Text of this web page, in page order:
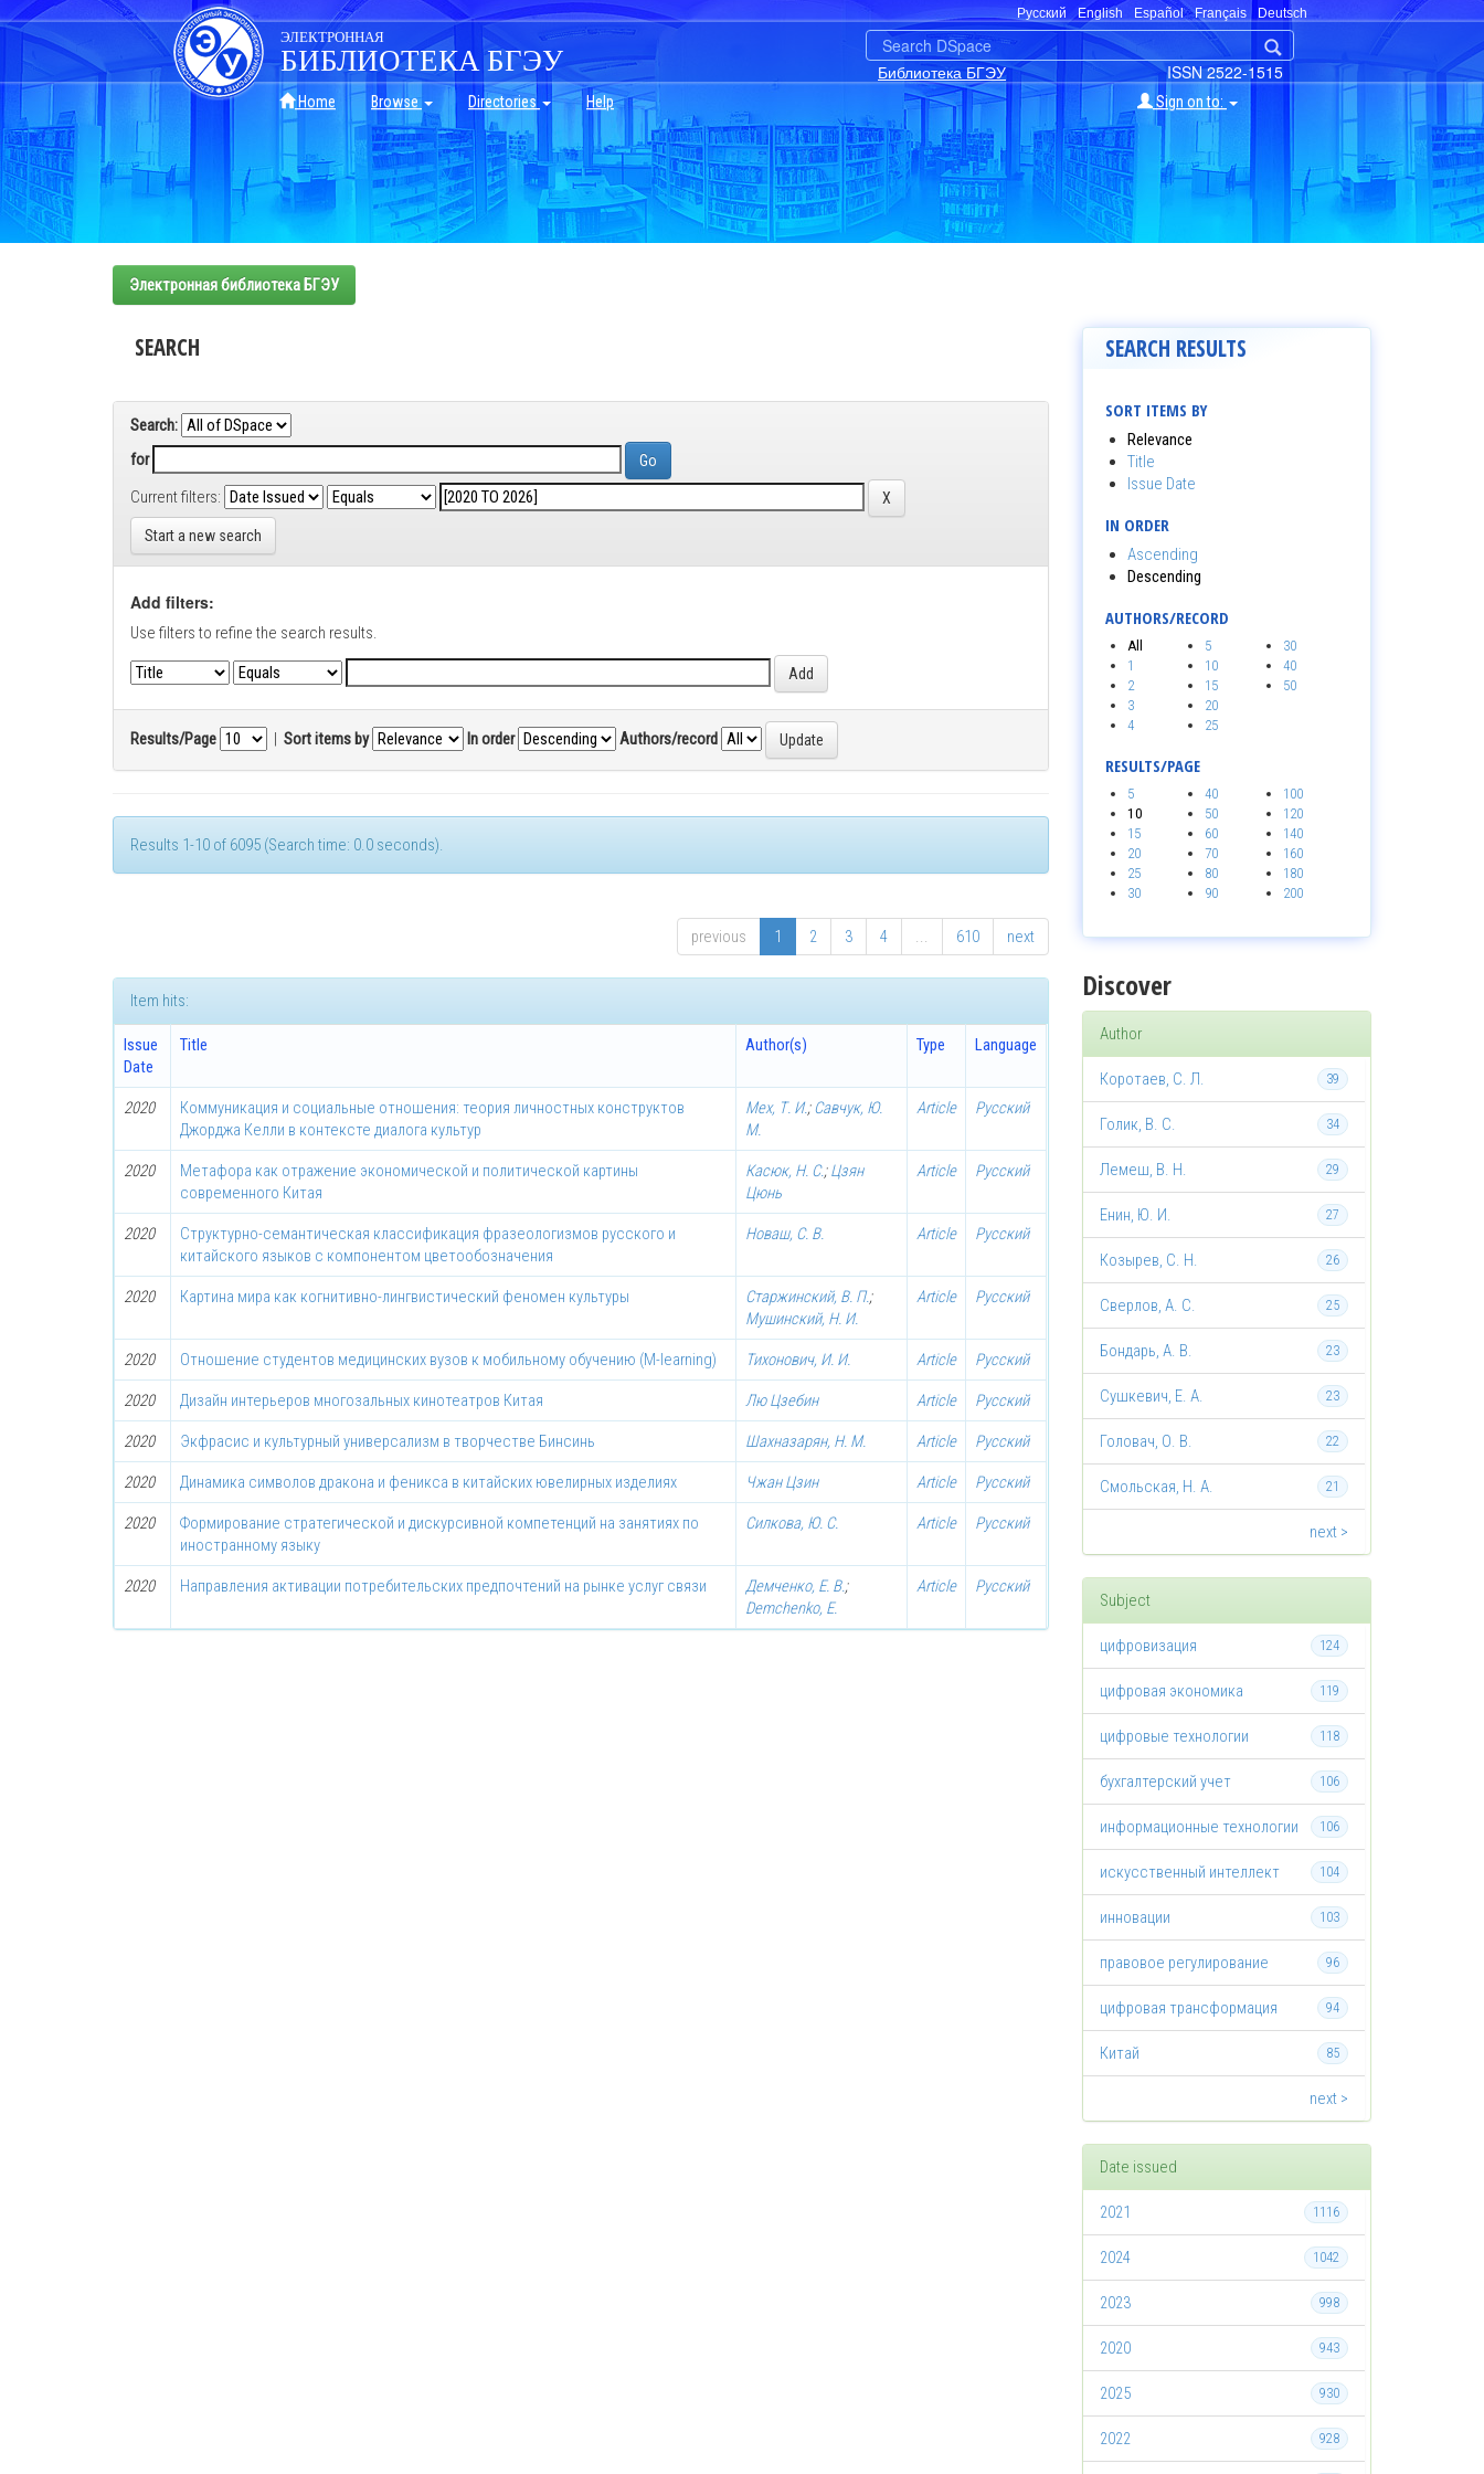
Skip
navigation
Русский English Español Français Deutsch
ISSN 2522-1515
Библиотека БГЭУ
ЭЛЕКТРОННАЯ
БИБЛИОТЕКА БГЭУ
Home Browse Directories Help Sign on to:
Электронная библиотека БГЭУ
SEARCH
Search:
for
Current filters:
Start a new search
Add filters:
Use filters to refine the search results.
Results/Page | Sort items by In order Authors/record
Results 1-10 of 6095 (Search time: 0.0 seconds).
previous 1 2 3 4 ... 610 next
Item hits:
Issue
Date
Title Author(s) Type Language
2020
Коммуникация и социальные отношения: теория личностных конструктов
Джорджа Келли в контексте диалога культур
Мех, Т. И.;Савчук, Ю.
М.
Article Русский
2020
Метафора как отражение экономической и политической картины
современного Китая
Касюк, Н. С.;Цзян
Цюнь
Article Русский
2020
Структурно-семантическая классификация фразеологизмов русского и
китайского языков с компонентом цветообозначения
Новаш, С. В. Article Русский
2020 Картина мира как когнитивно-лингвистический феномен культуры Старжинский, В. П.;
Мушинский, Н. И.
Article Русский
2020 Отношение студентов медицинских вузов к мобильному обучению (M-learning) Тихонович, И. И. Article Русский
2020 Дизайн интерьеров многозальных кинотеатров Китая Лю Цзебин Article Русский
2020 Экфрасис и культурный универсализм в творчестве Бинсинь Шахназарян, Н. М. Article Русский
2020 Динамика символов дракона и феникса в китайских ювелирных изделиях Чжан Цзин Article Русский
2020
Формирование стратегической и дискурсивной компетенций на занятиях по
иностранному языку
Силкова, Ю. С. Article Русский
2020 Направления активации потребительских предпочтений на рынке услуг связи Демченко, Е. В.;
Demchenko, E.
Article Русский
SEARCH RESULTS
SORT ITEMS BY
Relevance
Title
Issue Date
IN ORDER
Ascending
Descending
AUTHORS/RECORD
All
1
2
3
4
5
10
15
20
25
30
40
50
RESULTS/PAGE
5
10
15
20
25
30
40
50
60
70
80
90
100
120
140
160
180
200
Discover
Author
39
Коротаев, С. Л.
34
Голик, В. С.
29
Лемеш, В. Н.
27
Енин, Ю. И.
26
Козырев, С. Н.
25
Сверлов, А. С.
23
Бондарь, А. В.
23
Сушкевич, Е. А.
22
Головач, О. В.
21
Смольская, Н. А.
next >
Subject
124
цифровизация
119
цифровая экономика
118
цифровые технологии
106
бухгалтерский учет
106
информационные технологии
104
искусственный интеллект
103
инновации
96
правовое регулирование
94
цифровая трансформация
85
Китай
next >
Date issued
1116
2021
1042
2024
998
2023
943
2020
930
2025
928
2022